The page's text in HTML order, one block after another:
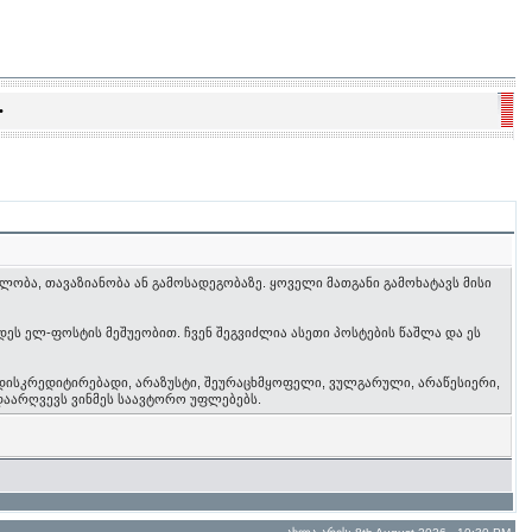
•
თავაზიანობა ან გამოსადეგობაზე. ყოველი მათგანი გამოხატავს მისი
ელ-ფოსტის მეშუეობით. ჩვენ შეგვიძლია ასეთი პოსტების წაშლა და ეს
არაზუსტი, შეურაცხმყოფელი, ვულგარული, არაწესიერი,
ვინმეს საავტორო უფლებებს.